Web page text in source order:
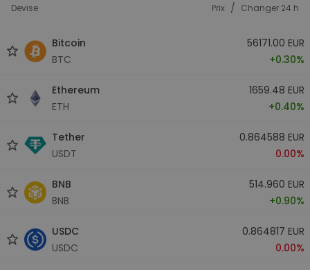
Devise Prix / Changer 24 h
Bitcoin
BTC
56171.00 EUR
+0.30%
Ethereum
ETH
1659.48 EUR
+0.40%
Tether
USDT
0.864588 EUR
0.00%
BNB
BNB
514.960 EUR
+0.90%
USDC
USDC
0.864817 EUR
0.00%